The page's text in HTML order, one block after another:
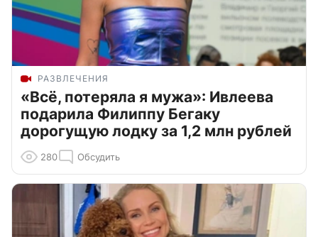
РАЗВЛЕЧЕНИЯ
«Всё, потеряла я мужа»: Ивлеева
подарила Филиппу Бегаку
дорогущую лодку за 1,2 млн рублей
280 Обсудить